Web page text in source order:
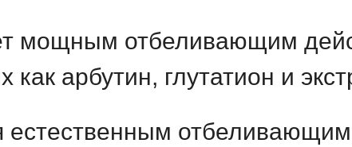
мощным отбеливающим
как арбутин, глутатион и
естественным